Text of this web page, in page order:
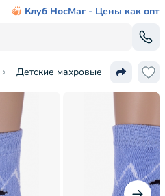
Клуб НосМаг - Цены как опт
Детские махровые носки